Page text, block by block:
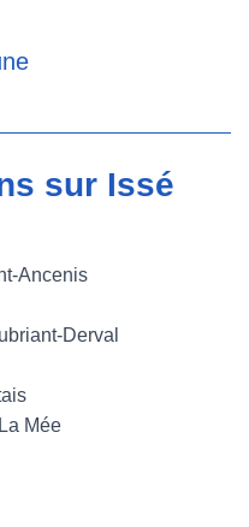
sur Issé
Ancenis
Derval
Mée